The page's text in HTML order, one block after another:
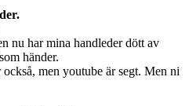
nu har mina handleder dött av
händer.
men youtube är segt. Men ni